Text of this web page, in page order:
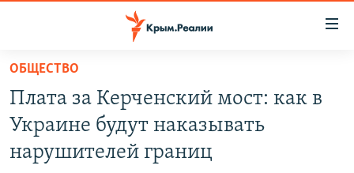
Вернуться
основному
содержанию
Вернутся
СПЕЦПРОЕКТЫ
ВОДА
ОБЩЕСТВО
Плата за Керченский мост: как в
Украине будут наказывать
нарушителей границ